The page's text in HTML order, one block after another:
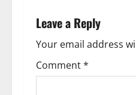
n
a
v
Leave a Reply
Your email address
Comment*